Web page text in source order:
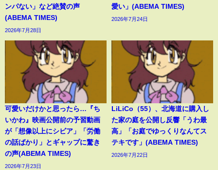
ンパない」など絶賛の声
(ABEMA TIMES)
2026年7月28日
愛い」(ABEMA TIMES)
2026年7月24日
可愛いだけかと思ったら…『ち
いかわ』映画公開前の予習動画
が「想像以上にシビア」「労働
の話ばかり」とギャップに驚き
の声(ABEMA TIMES)
2026年7月23日
LiLiCo（55）、北海道に購入し
た家の庭を公開し反響「うわ最
高」「お庭でゆっくりなんてス
テキです」(ABEMA TIMES)
2026年7月22日